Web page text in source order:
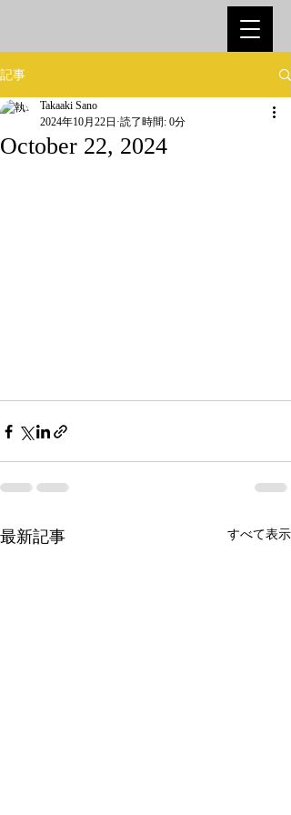
記事
October 22, 2024
Takaaki Sano
2024年10月22日 読了時間: 0分
最新記事 すべて表示